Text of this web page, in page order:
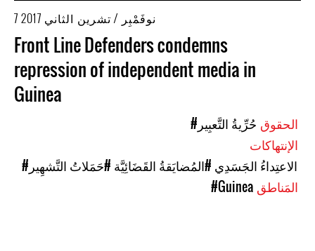
7 نوفَمْبِر / تشرين الثاني 2017
Front Line Defenders condemns
repression of independent media in
Guinea
#حُرِّيةُ التَّعبِير
#الاعتِداءُ الجَسَدِي #المُضايَقةُ القَضَائِيَّة #حَمَلاتُ التَّشهِير
#Guinea